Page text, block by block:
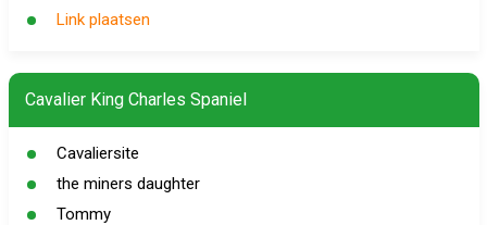
Link plaatsen
Cavalier King Charles Spaniel
Cavaliersite
the miners daughter
Tommy